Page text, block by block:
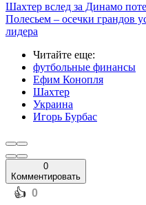
Шахтер вслед за Динамо
Полесьем – осечки грандов
лидера
Читайте еще:
футбольные финансы
Ефим Конопля
Шахтер
Украина
Игорь Бурбас
0
Комментировать
️👍 0